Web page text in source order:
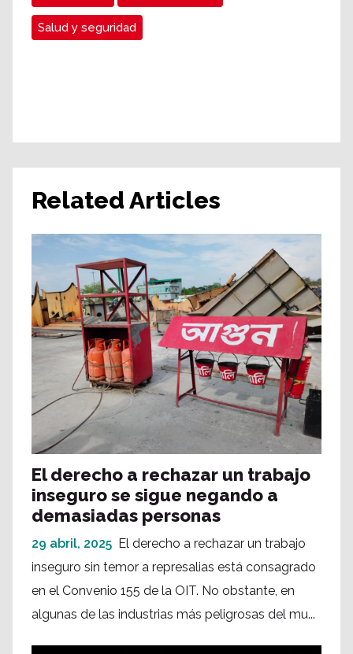
Salud y seguridad
Related Articles
El derecho a rechazar un trabajo
inseguro se sigue negando a
demasiadas personas
29 abril, 2025 El derecho a rechazar un trabajo
inseguro sin temor a represalias está consagrado
en el Convenio 155 de la OIT. No obstante, en
algunas de las industrias más peligrosas del mu...